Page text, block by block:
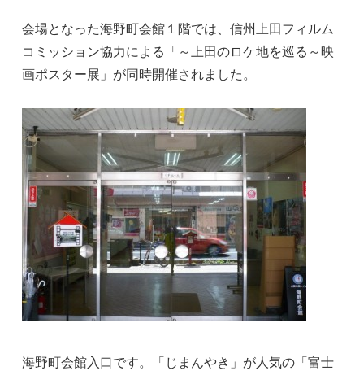
会場となった海野町会館１階では、信州上田フィルム
コミッション協力による「～上田のロケ地を巡る～映
画ポスター展」が同時開催されました。
海野町会館入口です。「じまんやき」が人気の「富士